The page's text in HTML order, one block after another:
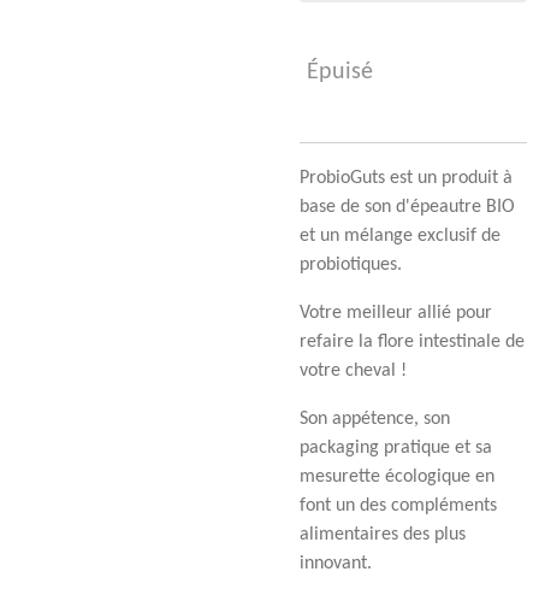
Épuisé
ProbioGuts est un produit à
base de son d'épeautre BIO
et un mélange exclusif de
probiotiques.
Votre meilleur allié pour
refaire la flore intestinale de
votre cheval !
Son appétence, son
packaging pratique et sa
mesurette écologique en
font un des compléments
alimentaires des plus
innovant.